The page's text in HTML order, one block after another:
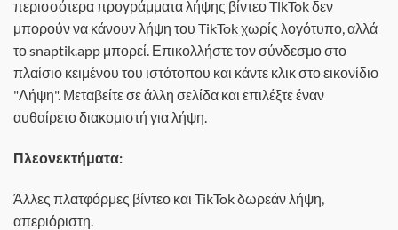
περισσότερα προγράμματα λήψης βίντεο TikTok δεν
μπορούν να κάνουν λήψη του TikTok χωρίς λογότυπο, αλλά
το snaptik.app μπορεί. Επικολλήστε τον σύνδεσμο στο
πλαίσιο κειμένου του ιστότοπου και κάντε κλικ στο εικονίδιο
"Λήψη". Μεταβείτε σε άλλη σελίδα και επιλέξτε έναν
αυθαίρετο διακομιστή για λήψη.
Πλεονεκτήματα:
Άλλες πλατφόρμες βίντεο και TikTok δωρεάν λήψη,
απεριόριστη.